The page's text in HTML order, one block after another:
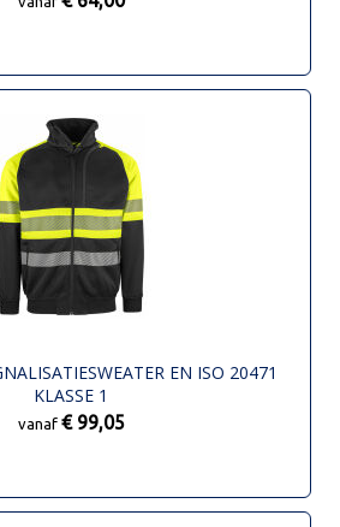
EN ISO 20471
KLASSE 1
vanaf € 99,05